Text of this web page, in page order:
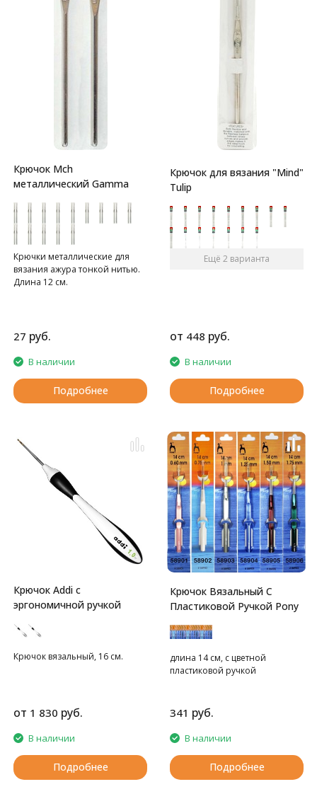
Крючок Mch
металлический Gamma
Крючки металлические для
вязания ажура тонкой нитью.
Длина 12 см.
27 руб.
В наличии
Подробнее
Крючок для вязания "Mind"
Tulip
Ещё 2 варианта
от 448 руб.
В наличии
Подробнее
Крючок Addi с
эргономичной ручкой
Крючок вязальный, 16 см.
от 1 830 руб.
В наличии
Подробнее
Крючок Вязальный С
Пластиковой Ручкой Pony
длина 14 см, с цветной
пластиковой ручкой
341 руб.
В наличии
Подробнее